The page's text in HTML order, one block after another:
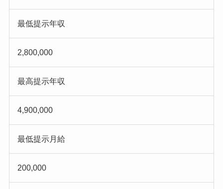
最低提示年収
2,800,000
最高提示年収
4,900,000
最低提示月給
200,000